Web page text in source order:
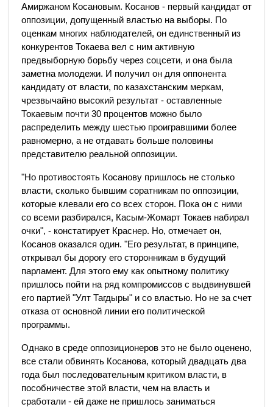
Амиржаном Косановым. Косанов - первый кандидат от
оппозиции, допущенный властью на выборы. По
оценкам многих наблюдателей, он единственный из
конкурентов Токаева вел с ним активную
предвыборную борьбу через соцсети, и она была
заметна молодежи. И получил он для оппонента
кандидату от власти, по казахстанским меркам,
чрезвычайно высокий результат - оставленные
Токаевым почти 30 процентов можно было
распределить между шестью проигравшими более
равномерно, а не отдавать больше половины
представителю реальной оппозиции.
"Но противостоять Косанову пришлось не столько
власти, сколько бывшим соратникам по оппозиции,
которые клевали его со всех сторон. Пока он с ними
со всеми разбирался, Касым-Жомарт Токаев набирал
очки", - констатирует Краснер. Но, отмечает он,
Косанов оказался один. "Его результат, в принципе,
открывал бы дорогу его сторонникам в будущий
парламент. Для этого ему как опытному политику
пришлось пойти на ряд компромиссов с выдвинувшей
его партией "Улт Тагдыры" и со властью. Но не за счет
отказа от основной линии его политической
программы.
Однако в среде оппозиционеров это не было оценено,
все стали обвинять Косанова, который двадцать два
года был последовательным критиком власти, в
пособничестве этой власти, чем на власть и
сработали - ей даже не пришлось заниматься